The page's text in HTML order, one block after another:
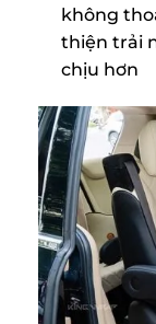
không
thiện trải
chịu hơn